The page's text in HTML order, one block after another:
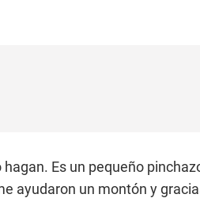
Es un pequeño
ayudaron un montón y